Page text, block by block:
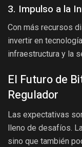
3. Impulso a la
Con más recursos
invertir en
infraestructura y la
El Futuro de
Regulador
Las expectativas
lleno de desafíos.
sino que también